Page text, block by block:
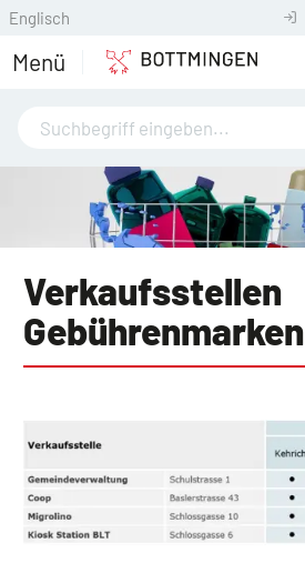
Englisch
Menü
Verkaufsstellen
Gebührenmarken